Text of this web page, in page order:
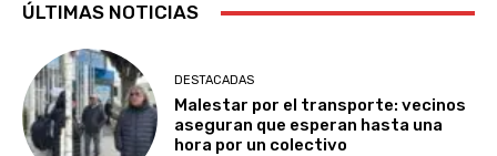
ÚLTIMAS NOTICIAS
DESTACADAS
Malestar por el transporte: vecinos
aseguran que esperan hasta una
hora por un colectivo